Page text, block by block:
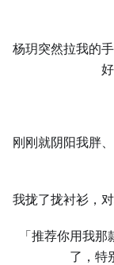
杨玥突然拉我的
刚刚就阴阳我胖
我拢了拢衬衫，
「推荐你用我
了，特